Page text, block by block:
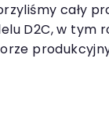
cały
D2C, w tym